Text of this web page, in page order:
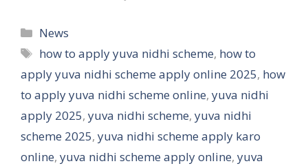
Categories
News
Tags
how to apply yuva nidhi scheme, how to
apply yuva nidhi scheme apply online 2025, how
to apply yuva nidhi scheme online, yuva nidhi
apply 2025, yuva nidhi scheme, yuva nidhi
scheme 2025, yuva nidhi scheme apply karo
online, yuva nidhi scheme apply online, yuva